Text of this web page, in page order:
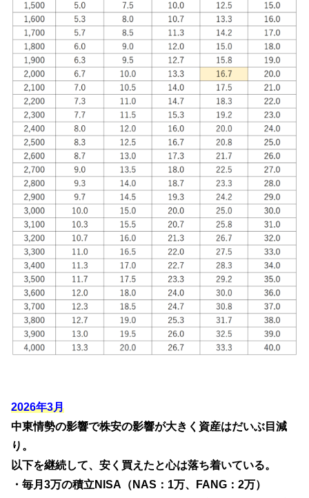
2026年3月
中東情勢の影響で株安の影響が大きく資産はだいぶ目減
り。
以下を継続して、安く買えたと心は落ち着いている。
・毎月3万の積立NISA（NAS：1万、FANG：2万）